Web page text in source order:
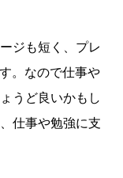
ジも短く、プレ
。なので仕事や
うど良いかもし
仕事や勉強に支